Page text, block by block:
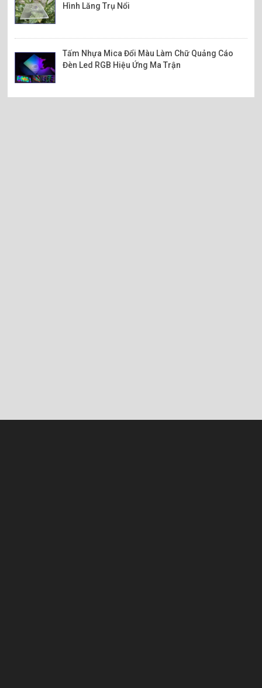
Hình Lăng Trụ Nổi
Tấm Nhựa Mica Đổi Màu Làm Chữ Quảng Cáo
Đèn Led RGB Hiệu Ứng Ma Trận